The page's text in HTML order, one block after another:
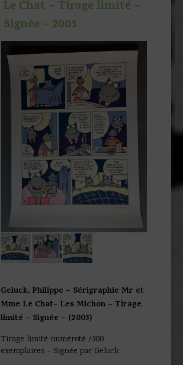
Le Chat – Tirage limité –
Signée – 2003
Geluck, Philippe – Sérigraphie Mr et
Mme Le Chat- Les Michon – Tirage
limité – Signée – (2003)
Tirage limité numéroté /300
exemplaires – Signée par Geluck